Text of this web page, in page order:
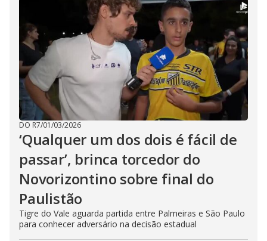
DO R7/01/03/2026
‘Qualquer um dos dois é fácil de
passar’, brinca torcedor do
Novorizontino sobre final do
Paulistão
Tigre do Vale aguarda partida entre Palmeiras e São Paulo
para conhecer adversário na decisão estadual